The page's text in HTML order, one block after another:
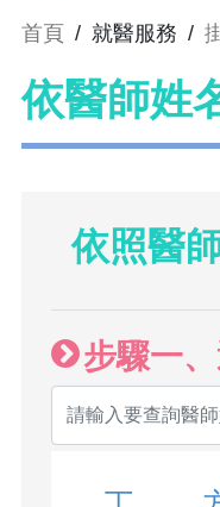
首頁 / 就醫服務 /
依醫師姓
依照醫
步驟一